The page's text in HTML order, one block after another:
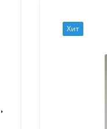
Хит